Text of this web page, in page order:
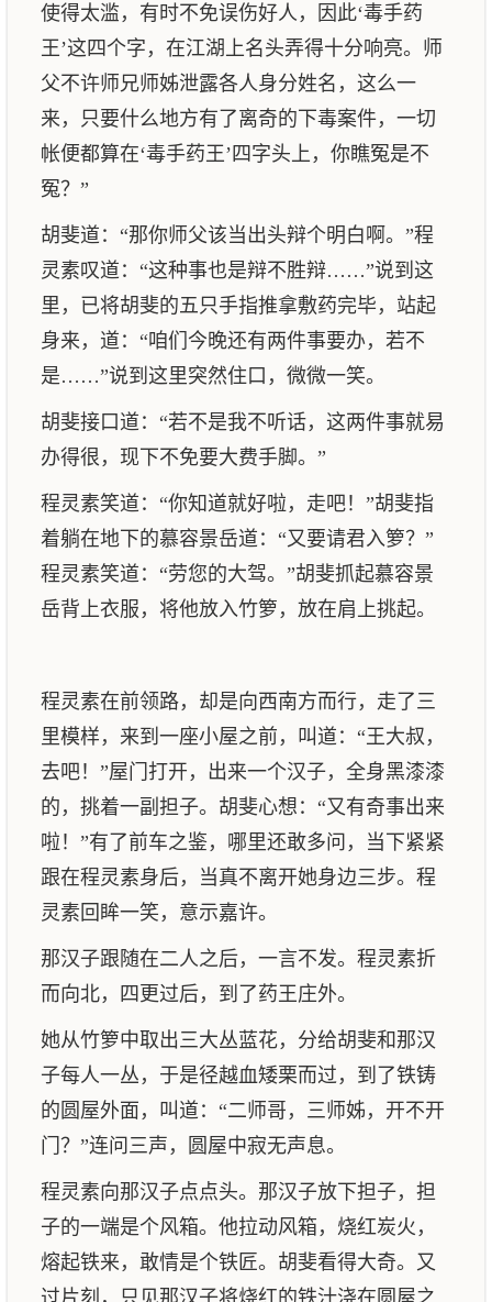
使得太滥，有时不免误伤好人，因此‘毒手药
王’这四个字，在江湖上名头弄得十分响亮。师
父不许师兄师姊泄露各人身分姓名，这么一
来，只要什么地方有了离奇的下毒案件，一切
帐便都算在‘毒手药王’四字头上，你瞧冤是不
冤？”
胡斐道：“那你师父该当出头辩个明白啊。”程
灵素叹道：“这种事也是辩不胜辩……”说到这
里，已将胡斐的五只手指推拿敷药完毕，站起
身来，道：“咱们今晚还有两件事要办，若不
是……”说到这里突然住口，微微一笑。
胡斐接口道：“若不是我不听话，这两件事就易
办得很，现下不免要大费手脚。”
程灵素笑道：“你知道就好啦，走吧！”胡斐指
着躺在地下的慕容景岳道：“又要请君入箩？”
程灵素笑道：“劳您的大驾。”胡斐抓起慕容景
岳背上衣服，将他放入竹箩，放在肩上挑起。
程灵素在前领路，却是向西南方而行，走了三
里模样，来到一座小屋之前，叫道：“王大叔，
去吧！”屋门打开，出来一个汉子，全身黑漆漆
的，挑着一副担子。胡斐心想：“又有奇事出来
啦！”有了前车之鉴，哪里还敢多问，当下紧紧
跟在程灵素身后，当真不离开她身边三步。程
灵素回眸一笑，意示嘉许。
那汉子跟随在二人之后，一言不发。程灵素折
而向北，四更过后，到了药王庄外。
她从竹箩中取出三大丛蓝花，分给胡斐和那汉
子每人一丛，于是径越血矮栗而过，到了铁铸
的圆屋外面，叫道：“二师哥，三师姊，开不开
门？”连问三声，圆屋中寂无声息。
程灵素向那汉子点点头。那汉子放下担子，担
子的一端是个风箱。他拉动风箱，烧红炭火，
熔起铁来，敢情是个铁匠。胡斐看得大奇。又
过片刻，只见那汉子将烧红的铁汁浇在圆屋之